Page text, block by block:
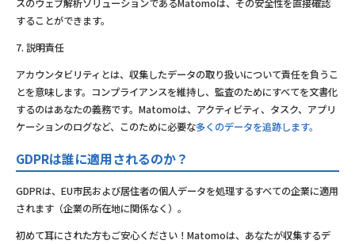
スのウェブ解析ソリューションであるMatomoは、その安全性を直接確認
することができます。
7. 説明責任
アカウンタビリティとは、収集したデータの取り扱いについて責任を負うこ
とを意味します。コンプライアンスを維持し、監査のためにすべてを文書化
するのはあなたの義務です。Matomoは、アクティビティ、タスク、アプリ
ケーションのログなど、このために必要な多くのデータを追跡します。
GDPRは誰に適用されるのか？
GDPRは、EU市民および居住者の個人データを処理するすべての企業に適用
されます（企業の所在地に関係なく）。
初めて耳にされた方もご安心ください！Matomoは、あなたが収集するデ